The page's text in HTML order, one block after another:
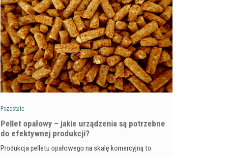
Pozostałe
Pellet opałowy – jakie urządzenia są potrzebne
do efektywnej produkcji?
Produkcja pelletu opałowego na skalę komercyjną to